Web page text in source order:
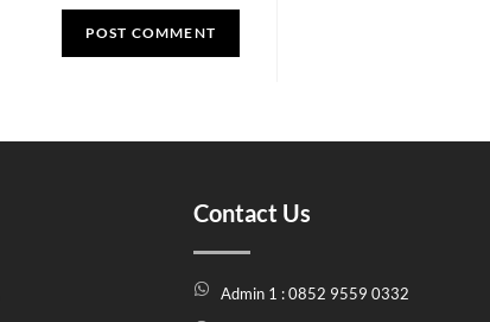
Contact Us
Admin 1 : 0852 9559 0332